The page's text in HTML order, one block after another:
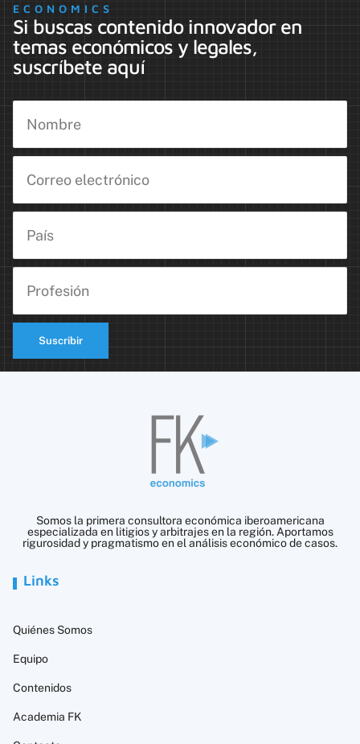
ECONOMICS
Si buscas contenido innovador en
temas económicos y legales,
suscríbete aquí
Suscribir
Somos la primera consultora económica iberoamericana
especializada en litigios y arbitrajes en la región. Aportamos
rigurosidad y pragmatismo en el análisis económico de casos.
Links
Quiénes Somos
Equipo
Contenidos
Academia FK